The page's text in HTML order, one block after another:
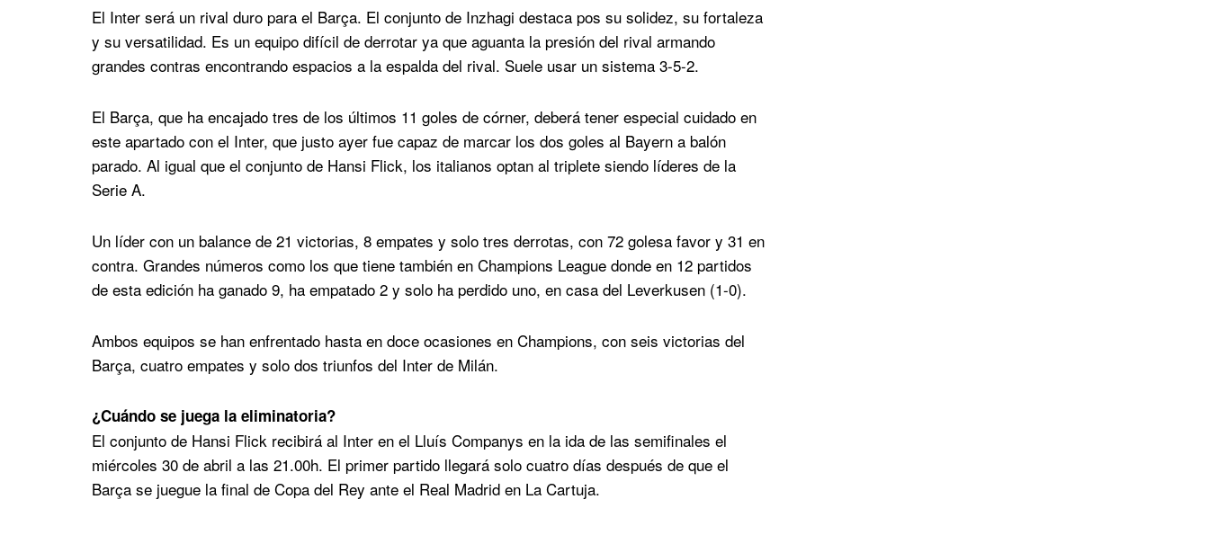
El Inter será un rival duro para el Barça. El conjunto de Inzhagi destaca pos su solidez, su fortaleza
y su versatilidad. Es un equipo difícil de derrotar ya que aguanta la presión del rival armando
grandes contras encontrando espacios a la espalda del rival. Suele usar un sistema 3-5-2.
El Barça, que ha encajado tres de los últimos 11 goles de córner, deberá tener especial cuidado en
este apartado con el Inter, que justo ayer fue capaz de marcar los dos goles al Bayern a balón
parado. Al igual que el conjunto de Hansi Flick, los italianos optan al triplete siendo líderes de la
Serie A.
Un líder con un balance de 21 victorias, 8 empates y solo tres derrotas, con 72 golesa favor y 31 en
contra. Grandes números como los que tiene también en Champions League donde en 12 partidos
de esta edición ha ganado 9, ha empatado 2 y solo ha perdido uno, en casa del Leverkusen (1-0).
Ambos equipos se han enfrentado hasta en doce ocasiones en Champions, con seis victorias del
Barça, cuatro empates y solo dos triunfos del Inter de Milán.
¿Cuándo se juega la eliminatoria?
El conjunto de Hansi Flick recibirá al Inter en el Lluís Companys en la ida de las semifinales el
miércoles 30 de abril a las 21.00h. El primer partido llegará solo cuatro días después de que el
Barça se juegue la final de Copa del Rey ante el Real Madrid en La Cartuja.